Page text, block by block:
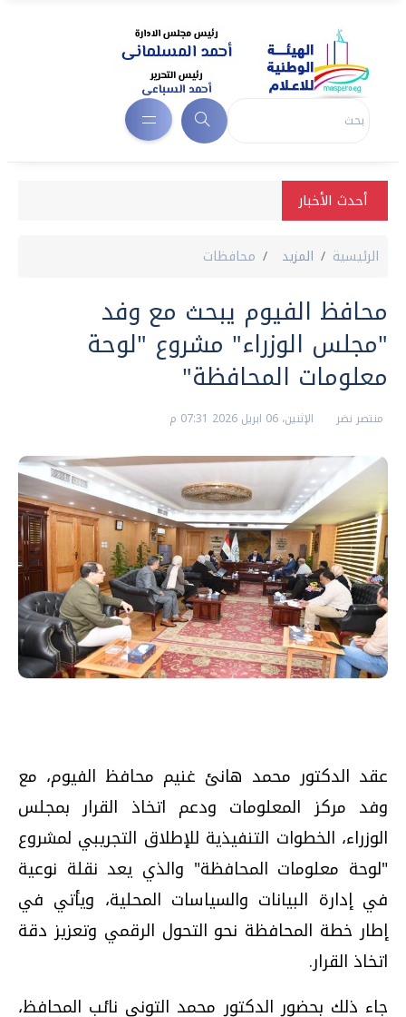
أحدث الأخبار
الرئيسية المزيد محافظات
محافظ الفيوم يبحث مع وفد
"مجلس الوزراء" مشروع "لوحة
معلومات المحافظة"
منتصر نضر الإثنين، 06 ابريل 2026 07:31 م
عقد الدكتور محمد هانئ غنيم محافظ الفيوم، مع
وفد مركز المعلومات ودعم اتخاذ القرار بمجلس
الوزراء، الخطوات التنفيذية للإطلاق التجريبي لمشروع
"لوحة معلومات المحافظة" والذي يعد نقلة نوعية
في إدارة البيانات والسياسات المحلية، ويأتي في
إطار خطة المحافظة نحو التحول الرقمي وتعزيز دقة
اتخاذ القرار.
جاء ذلك بحضور الدكتور محمد التوني نائب المحافظ،